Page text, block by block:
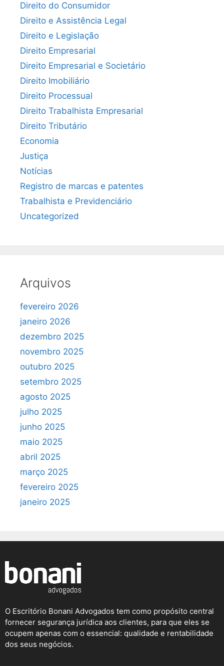
Direito do Consumidor
Direito e Assistência Legal
Direito e Legislação
Direito Empresarial
Direito Empresarial e Societário
Direito Imobiliário
Direito Processual
Direito Trabalhista Empresarial
Direito Tributário
Economia
Justiça
Notícias
Registro de marcas e patentes
Trabalhista e Previdenciário
Uncategorized
Arquivos
fevereiro 2026
janeiro 2026
dezembro 2025
novembro 2025
outubro 2025
setembro 2025
agosto 2025
julho 2025
junho 2025
maio 2025
abril 2025
março 2025
fevereiro 2025
janeiro 2025
O Escritório Bonani Advogados tem como propósito central
fornecer segurança jurídica aos clientes, para que eles se
ocupem apenas com o essencial: qualidade e rentabilidade
dos seus negócios.